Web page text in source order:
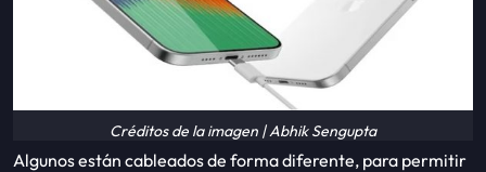
Créditos de la imagen | Abhik Sengupta
Algunos están cableados de forma diferente, para permitir